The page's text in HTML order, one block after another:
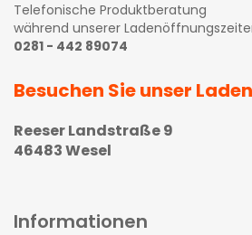
Telefonische Produktberatung
während unserer
0281 - 442 89074
Besuchen Sie unser
Reeser Landstraße 9
46483 Wesel
Informationen